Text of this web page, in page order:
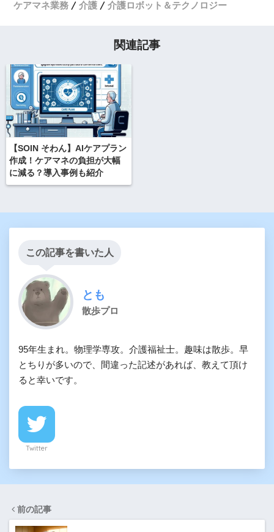
ケアマネ業務 介護 介護ロボット＆テクノロジー
関連記事
【SOIN そわん】AIケアプラン
作成！ケアマネの負担が大幅
に減る？導入事例も紹介
この記事を書いた人
とも
散歩プロ
95年生まれ。物理学専攻。介護福祉士。趣味は散歩。早
とちりが多いので、間違った記述があれば、教えて頂け
ると幸いです。
Twitter
前の記事